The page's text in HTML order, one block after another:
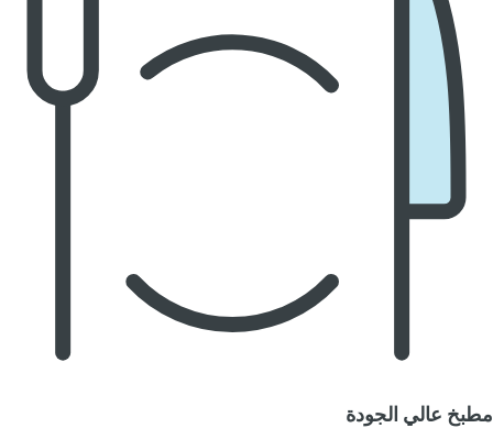
مطبخ عالي الجودة